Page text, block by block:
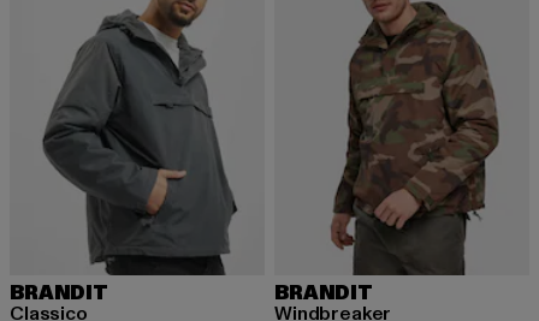
BRANDIT
Classico
BRANDIT
Windbreaker